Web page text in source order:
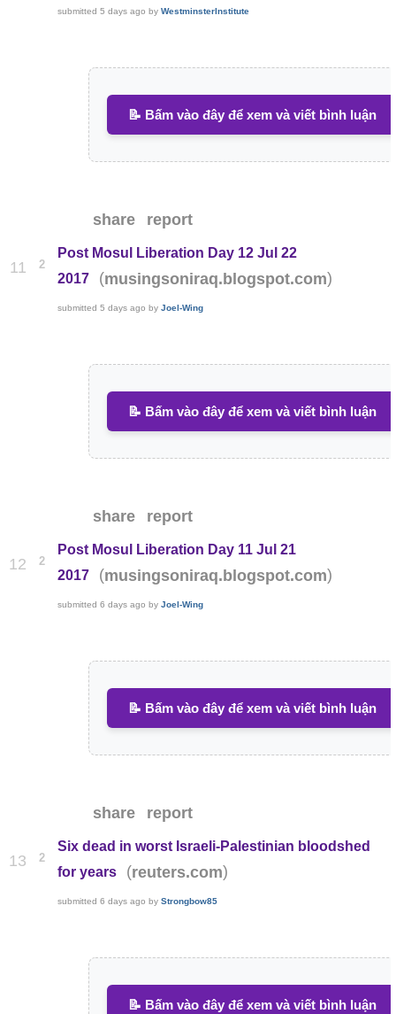
submitted5 days ago byWestminsterInstitute
📝 Bấm vào đây để xem và viết bình luận
share report
11 2
Post Mosul Liberation Day 12 Jul 22
2017
(musingsoniraq.blogspot.com)
submitted5 days ago byJoel-Wing
📝 Bấm vào đây để xem và viết bình luận
share report
12 2
Post Mosul Liberation Day 11 Jul 21
2017
(musingsoniraq.blogspot.com)
submitted6 days ago byJoel-Wing
📝 Bấm vào đây để xem và viết bình luận
share report
13 2
Six dead in worst Israeli-Palestinian bloodshed
for years
(reuters.com)
submitted6 days ago byStrongbow85
📝 Bấm vào đây để xem và viết bình luận